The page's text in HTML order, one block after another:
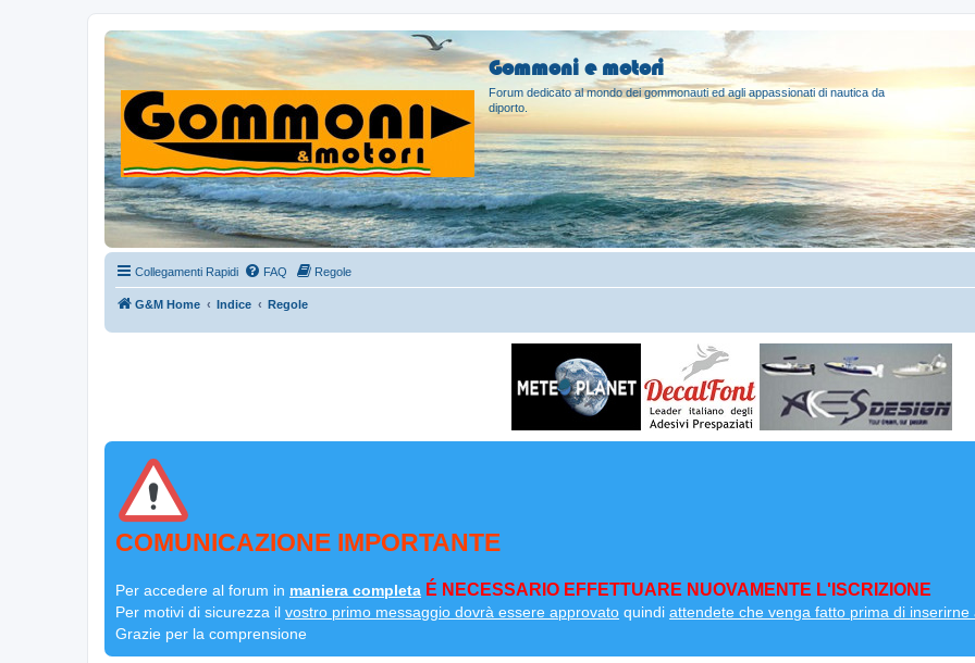
Gommoni e motori
Forum dedicato al mondo dei gommonauti ed agli appassionati di nautica da
diporto.
Collegamenti Rapidi FAQ Regole
G&M Home Indice Regole
COMUNICAZIONE IMPORTANTE
Per accedere al forum in maniera completa É NECESSARIO EFFETTUARE NUOVAMENTE L'ISCRIZIONE
Per motivi di sicurezza il vostro primo messaggio dovrà essere approvato quindi attendete che venga fatto prima di inserirne
Grazie per la comprensione